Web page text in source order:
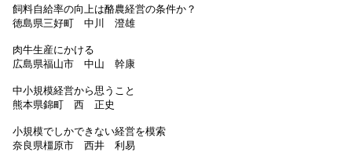
飼料自給率の向上は酪農経営の条件か？
徳島県三好町 中川 澄雄
肉牛生産にかける
広島県福山市 中山 幹康
中小規模経営から思うこと
熊本県錦町 西 正史
小規模でしかできない経営を模索
奈良県橿原市 西井 利易